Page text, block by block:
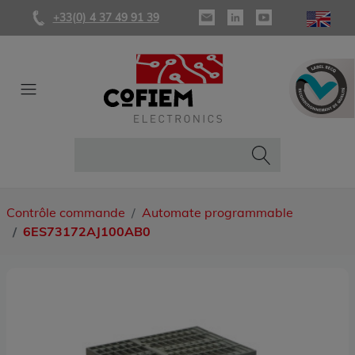
+33(0) 4 37 49 91 39
Contrôle commande
Automate programmable
6ES73172AJ100AB0